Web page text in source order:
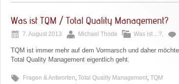
Was ist TQM / Total Quality Management?
7. August 2013 Michael Thode Was ist ...?,
TQM ist immer mehr auf dem Vormarsch und daher
Total Quality Management eigentlich geht.
Fragen & Antworten, Total Quality Management, TQM